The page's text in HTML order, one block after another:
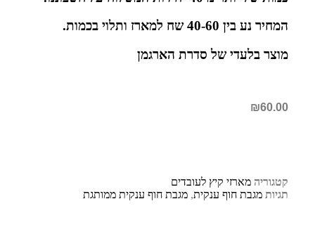
המחיר נע בין 40-60 שח למארז ותלוי בכמות.
מוצר בלעדי של סדרת הארגמן
₪60.00
קטגוריה מארזי קיץ לעובדים
תגיות מגבת חוף ענקית,מגבת חוף ענקית ממותגת